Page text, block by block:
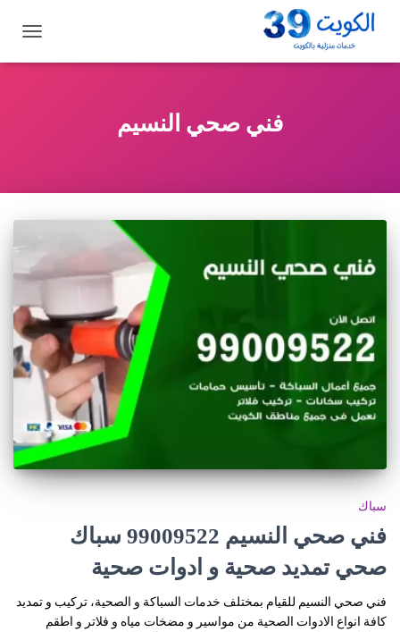
التنقل
فني صحي النسيم
سباك
فني صحي النسيم 99009522 سباك
صحي تمديد صحية و ادوات صحية
فني صحي النسيم للقيام بمختلف خدمات السباكة و الصحية، تركيب و تمديد
كافة انواع الادوات الصحية من مواسير و مضخات مياه و فلاتر و اطقم